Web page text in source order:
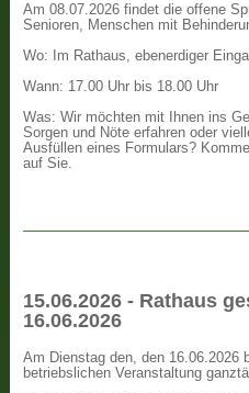
Am 08.07.2026 findet die offene
Senioren, Menschen mit
Wo: Im Rathaus, ebenerdiger
Wann: 17.00 Uhr bis 18.00 Uhr
Was: Wir möchten mit Ihnen ins
Sorgen und Nöte erfahren oder
Ausfüllen eines Formulars?
auf Sie.
15.06.2026 - Rathaus
16.06.2026
Am Dienstag den, den 16.06.2026
betriebslichen Veranstaltung